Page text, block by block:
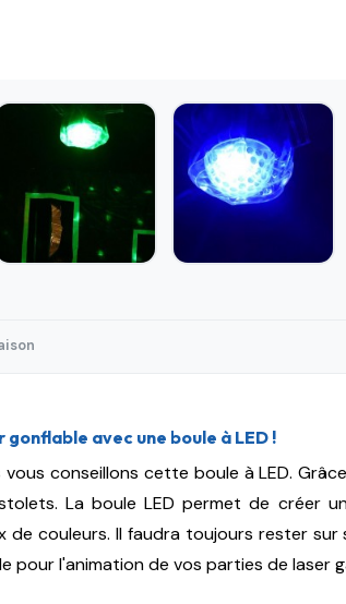
avec une boule à LED !
conseillons cette boule à LED.
La boule LED permet de créer
couleurs. Il faudra toujours rester
pour l'animation de vos parties de laser